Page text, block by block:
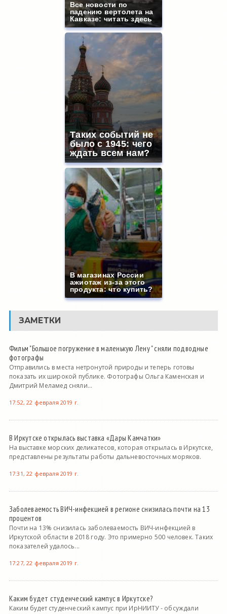
Все новости по
падению вертолета на
Кавказе: читать здесь
Таких событий не
было с 1945: чего
ждать всем нам?
В магазинах России
ажиотаж из-за этого
продукта: что купить?
ЗАМЕТКИ
Фильм "Большое погружение в маленькую Лену " сняли подводные
фотографы
Отправились в места нетронутой природы и теперь готовы
показать их широкой публике. Фотографы Ольга Каменская и
Дмитрий Меламед сняли...
17:52, 22 февраля 2019 г.
В Иркутске открылась выставка «Дары Камчатки»
На выставке морских деликатесов, которая открылась в Иркутске,
представлены результаты работы дальневосточных моряков.
17:31, 22 февраля 2019 г.
Заболеваемость ВИЧ-инфекцией в регионе снизилась почти на 13
процентов
Почти на 13% снизилась заболеваемость ВИЧ-инфекцией в
Иркутской области в 2018 году. Это примерно 500 человек. Таких
показателей удалось...
17:27, 22 февраля 2019 г.
Каким будет студенческий кампус в Иркутске?
Каким будет студенческий кампус при ИрНИИТУ - обсуждали